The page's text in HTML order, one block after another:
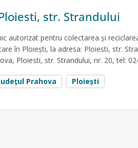
str. Strandului
autorizat pentru colectarea și
în Ploiești, la adresa: Ploiesti, str.
Ploiesti, str. Strandului, nr. 20, tel:
Prahova Ploiești